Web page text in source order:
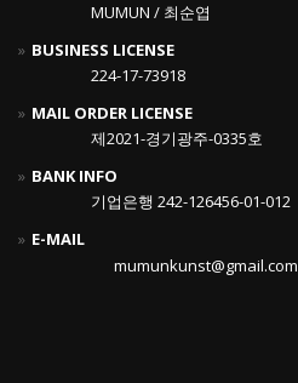
MUMUN / 최순엽
BUSINESS LICENSE
224-17-73918
MAIL ORDER LICENSE
제2021-경기광주-0335호
BANK INFO
기업은행 242-126456-01-012
E-MAIL
mumunkunst@gmail.com